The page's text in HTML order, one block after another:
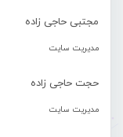
مجتبی حاجی زاده
مدیریت سایت
حجت حاجی زاده
مدیریت سایت